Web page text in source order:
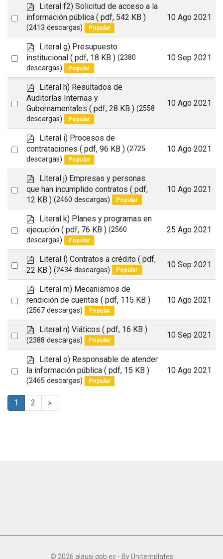
Select
p
d
f
Literal f2) Solicitud de acceso a la
información pública ( pdf, 542 KB )
(2413 descargas) Popular
10 Ago 2021
Select
p
d
f
Literal g) Presupuesto
institucional ( pdf, 18 KB ) (2380
descargas)
Popular
10 Sep 2021
Select
item
p
d
f
Literal h) Resultados de
Auditorías Internas y
Gubernamentales ( pdf, 28 KB ) (2558
descargas)
Popular
10 Ago 2021
Select
p
d
f
Literal i) Procesos de
contrataciones ( pdf, 96 KB ) (2725
descargas)
Popular
10 Ago 2021
Select
p
d
f
Literal j) Empresas y personas
que han incumplido contratos ( pdf,
12 KB ) (2460 descargas) Popular
10 Ago 2021
Select
p
d
f
Literal k) Planes y programas en
ejecución ( pdf, 76 KB ) (2560
descargas)
Popular
25 Ago 2021
Select
an
p
d
f
Literal l) Contratos a crédito ( pdf,
22 KB ) (2434 descargas) Popular
10 Sep 2021
Select
p
d
f
Literal m) Mecanismos de
rendición de cuentas ( pdf, 115 KB )
(2567 descargas) Popular
10 Ago 2021
Select
an
p
d
f
Literal n) Viáticos ( pdf, 16 KB )
(2388 descargas) Popular
10 Sep 2021
Select
item
p
d
f
Literal o) Responsable de atender
la información pública ( pdf, 15 KB )
(2465 descargas) Popular
10 Ago 2021
1 2 »
© 2026 alausi.gob.ec - ByUnitemplates